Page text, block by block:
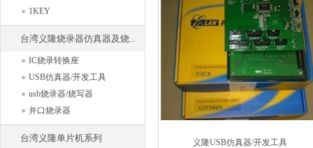
1KEY
台湾义隆烧录器仿真器及烧...
IC烧录转换座
USB仿真器/开发工具
usb烧录器/烧写器
并口烧录器
台湾义隆单片机系列 义隆USB仿真器/开发工具